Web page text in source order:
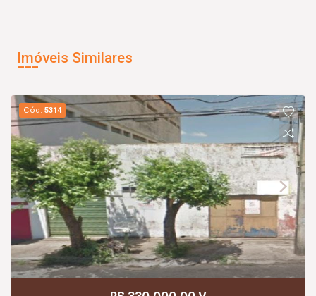
Imóveis Similares
Cód.5314